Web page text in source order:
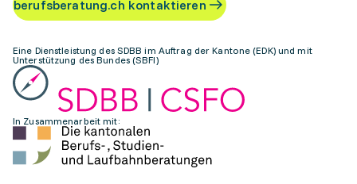
berufsberatung.ch kontaktieren
Eine Dienstleistung des SDBB im Auftrag der Kantone (EDK) und mit
Unterstützung des Bundes (SBFI)
In Zusammenarbeit mit: